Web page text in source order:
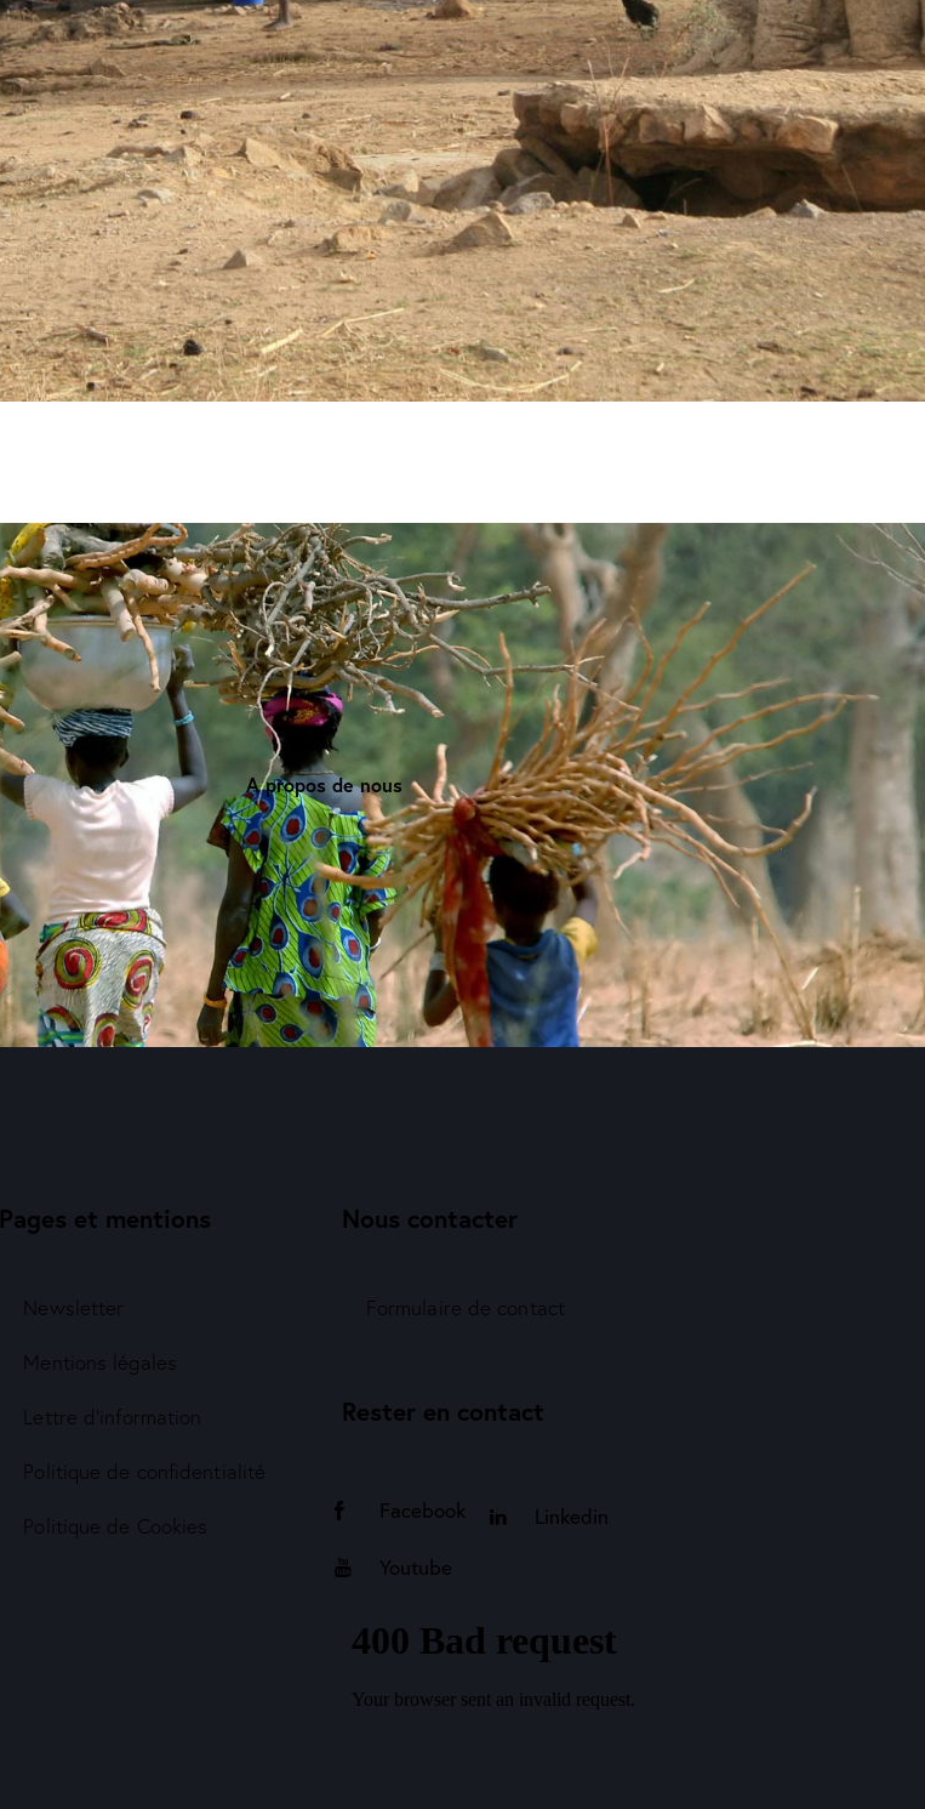
A propos de nous
Pages et mentions
Newsletter
Mentions légales
Lettre d'information
Politique de confidentialité
Politique de Cookies
Nous contacter
Formulaire de contact
Rester en contact
Facebook
Linkedin
Youtube